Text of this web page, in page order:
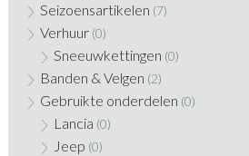
Seizoensartikelen (7)
Verhuur (0)
Sneeuwkettingen (0)
Banden & Velgen (2)
Gebruikte onderdelen (0)
Lancia (0)
Jeep (0)